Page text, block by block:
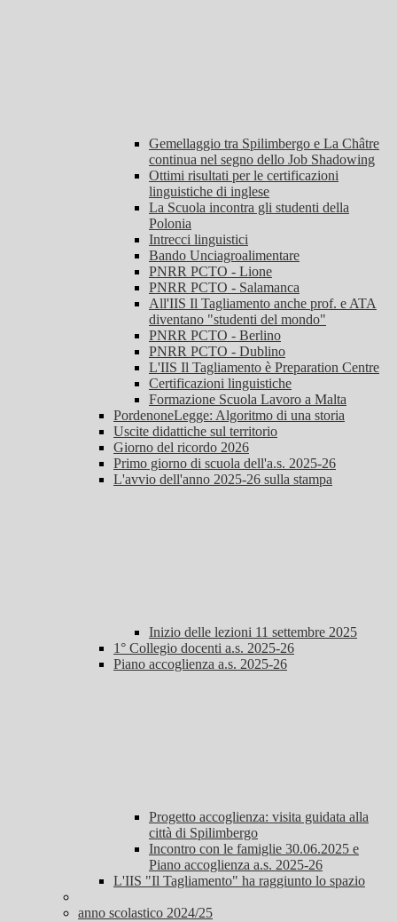
Gemellaggio tra Spilimbergo e La Châtre
continua nel segno dello Job Shadowing
Ottimi risultati per le certificazioni
linguistiche di inglese
La Scuola incontra gli studenti della
Polonia
Intrecci linguistici
Bando Unciagroalimentare
PNRR PCTO - Lione
PNRR PCTO - Salamanca
All'IIS Il Tagliamento anche prof. e ATA
diventano "studenti del mondo"
PNRR PCTO - Berlino
PNRR PCTO - Dublino
L'IIS Il Tagliamento è Preparation Centre
Certificazioni linguistiche
Formazione Scuola Lavoro a Malta
PordenoneLegge: Algoritmo di una storia
Uscite didattiche sul territorio
Giorno del ricordo 2026
Primo giorno di scuola dell'a.s. 2025-26
L'avvio dell'anno 2025-26 sulla stampa
Inizio delle lezioni 11 settembre 2025
1° Collegio docenti a.s. 2025-26
Piano accoglienza a.s. 2025-26
Progetto accoglienza: visita guidata alla
città di Spilimbergo
Incontro con le famiglie 30.06.2025 e
Piano accoglienza a.s. 2025-26
L'IIS "Il Tagliamento" ha raggiunto lo spazio
anno scolastico 2024/25